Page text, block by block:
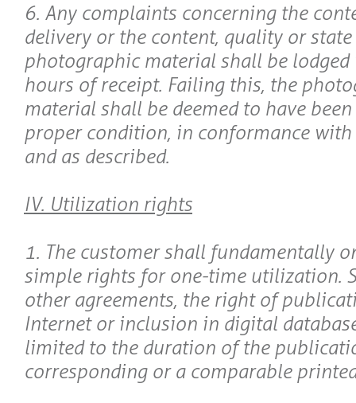
6. Any complaints concerning the
delivery or the content, quality or
photographic material shall be
hours of receipt. Failing this, the
material shall be deemed to have
proper condition, in conformance
and as described.
IV. Utilization rights
1. The customer shall fundamentally
simple rights for one-time utilization.
other agreements, the right of
Internet or inclusion in digital
limited to the duration of the
corresponding or a comparable